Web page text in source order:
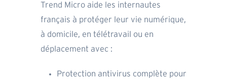
Trend Micro aide les internautes
français à protéger leur vie numérique,
à domicile, en télétravail ou en
déplacement avec :
Protection antivirus complète pour